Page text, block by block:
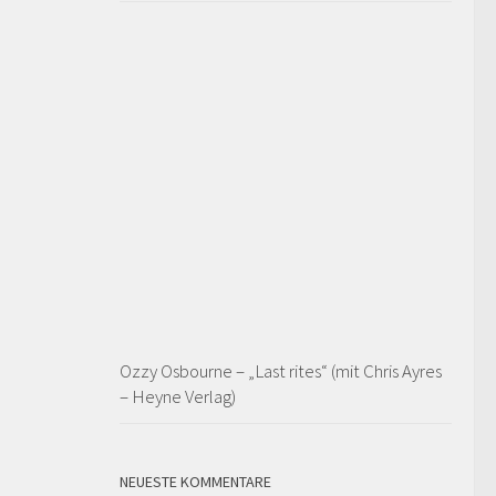
Ozzy Osbourne – „Last rites“ (mit Chris Ayres
– Heyne Verlag)
NEUESTE KOMMENTARE